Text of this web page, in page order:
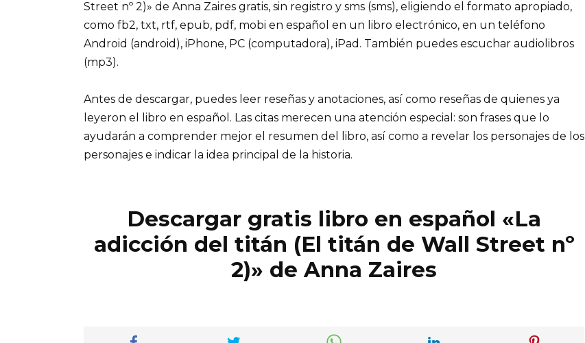
Street nº 2)» de Anna Zaires gratis, sin registro y sms (sms), eligiendo el formato apropiado,
como fb2, txt, rtf, epub, pdf, mobi en español en un libro electrónico, en un teléfono
Android (android), iPhone, PC (computadora), iPad. También puedes escuchar audiolibros
(mp3).
Antes de descargar, puedes leer reseñas y anotaciones, así como reseñas de quienes ya
leyeron el libro en español. Las citas merecen una atención especial: son frases que lo
ayudarán a comprender mejor el resumen del libro, así como a revelar los personajes de los
personajes e indicar la idea principal de la historia.
Descargar gratis libro en español «La
adicción del titán (El titán de Wall Street nº
2)» de Anna Zaires